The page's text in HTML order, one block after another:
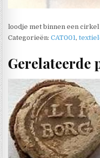
loodje met binnen een cirkel
Categorieën:CAT001,
Gerelateerde